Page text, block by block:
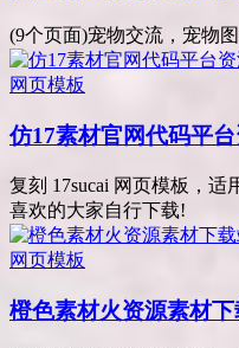
(9个页面)宠物交流，宠物
网页模板
仿17素材官网代码平
复刻 17sucai 网页模板，
喜欢的大家自行下载!
网页模板
橙色素材火资源素材